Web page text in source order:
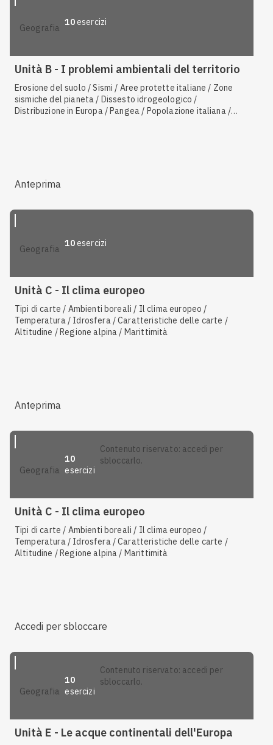
geografia
10esercizi
Unità B - I problemi ambientali del territorio
Erosione del suolo / Sismi / Aree protette italiane / Zone
sismiche del pianeta / Dissesto idrogeologico /
Distribuzione in Europa / Pangea / Popolazione italiana /
Anteprima
geografia
10esercizi
Unità C - Il clima europeo
Tipi di carte / Ambienti boreali / Il clima europeo /
Temperatura / Idrosfera / Caratteristiche delle carte /
Altitudine / Regione alpina / Marittimità
Anteprima
geografia
10
esercizi
contenuto riservato: accedi per
sbloccarlo.
Unità C - Il clima europeo
Tipi di carte / Ambienti boreali / Il clima europeo /
Temperatura / Idrosfera / Caratteristiche delle carte /
Altitudine / Regione alpina / Marittimità
Accedi per sbloccare
geografia
10
esercizi
contenuto riservato: accedi per
sbloccarlo.
Unità E - Le acque continentali dell'Europa